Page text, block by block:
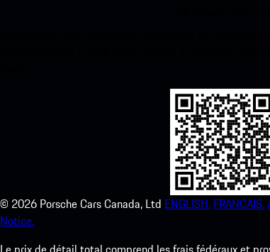
© 2026 Porsche Cars Canada, Ltd ENGLISH. FRANCAIS.
Notice.